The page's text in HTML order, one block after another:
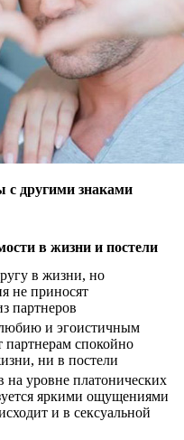
с другими знаками
в жизни и постели
в жизни, но
не приносят
партнеров
и эгоистичным
партнерам спокойно
ни в постели
уровне платонических
яркими ощущениями
и в сексуальной